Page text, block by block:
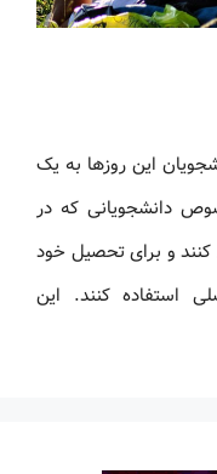
این روزها به یک
دانشجویانی که در
و برای تحصیل خود
استفاده کنند. این